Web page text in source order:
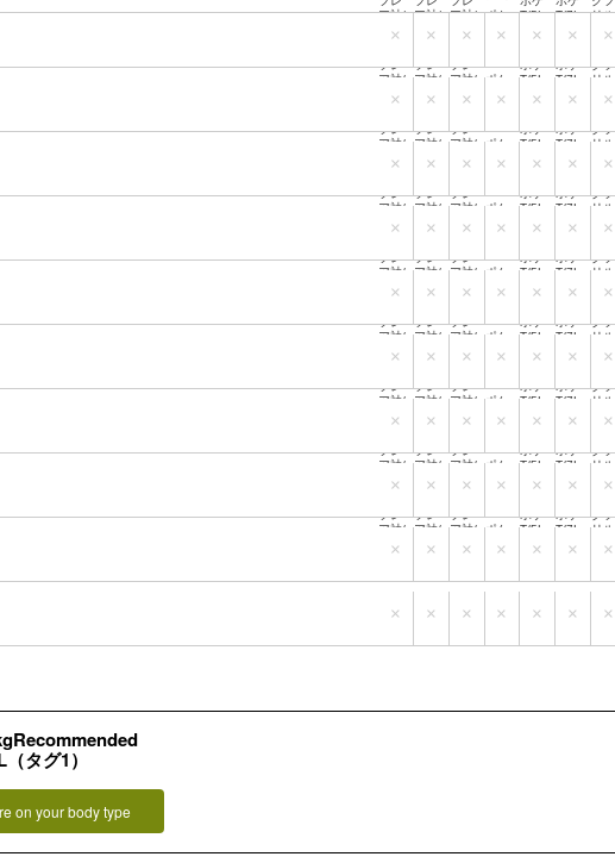
× × × × × × ×
ア袖/
L-4L
（タ
×
ア袖/
5L-6L
（タ
×
ア袖/
7L-8L
（タ
×
ポケ
T/L-4
L（タ
×
T/5L-
6L
（タ
×
T/7L-
8L
（タ
×
リ
L-
（タ
×
フレ
ア袖/
L-4L
（タ
×
フレ
ア袖/
5L-6L
（タ
×
フレ
ア袖/
7L-8L
（タ
×
ポケ
T/L-4
L（タ
×
ポケ
T/5L-
6L
（タ
×
ポケ
T/7L-
8L
（タ
×
クフ
リ
L-
（タ
×
フレ
ア袖/
L-4L
（タ
×
フレ
ア袖/
5L-6L
（タ
×
フレ
ア袖/
7L-8L
（タ
×
ポケ
T/L-4
L（タ
×
ポケ
T/5L-
6L
（タ
×
ポケ
T/7L-
8L
（タ
×
クフ
リ
L-
（タ
×
フレ
ア袖/
L-4L
（タ
×
フレ
ア袖/
5L-6L
（タ
×
フレ
ア袖/
7L-8L
（タ
×
ポケ
T/L-4
L（タ
×
ポケ
T/5L-
6L
（タ
×
ポケ
T/7L-
8L
（タ
×
クフ
リ
L-
（タ
×
フレ
ア袖/
L-4L
（タ
×
フレ
ア袖/
5L-6L
（タ
×
フレ
ア袖/
7L-8L
（タ
×
ポケ
T/L-4
L（タ
×
ポケ
T/5L-
6L
（タ
×
ポケ
T/7L-
8L
（タ
×
クフ
リ
L-
（タ
×
フレ
ア袖/
L-4L
（タ
×
フレ
ア袖/
5L-6L
（タ
×
フレ
ア袖/
7L-8L
（タ
×
ポケ
T/L-4
L（タ
×
ポケ
T/5L-
6L
（タ
×
ポケ
T/7L-
8L
（タ
×
クフ
リ
L-
（タ
×
フレ
ア袖/
L-4L
（タ
×
フレ
ア袖/
5L-6L
（タ
×
フレ
ア袖/
7L-8L
（タ
×
ポケ
T/L-4
L（タ
×
ポケ
T/5L-
6L
（タ
×
ポケ
T/7L-
8L
（タ
×
クフ
リ
L-
（タ
×
フレ
ア袖/
L-4L
（タ
×
フレ
ア袖/
5L-6L
（タ
×
フレ
ア袖/
7L-8L
（タ
×
ポケ
T/L-4
L（タ
×
ポケ
T/5L-
6L
（タ
×
ポケ
T/7L-
8L
（タ
×
クフ
リ
L-
（タ
×
フレ
ア袖/
L-4L
（タ
×
フレ
ア袖/
5L-6L
（タ
×
フレ
ア袖/
7L-8L
（タ
×
ポケ
T/L-4
L（タ
×
ポケ
T/5L-
6L
（タ
×
ポケ
T/7L-
8L
（タ
×
クフ
リ
L-
（タ
×
タグ1）
on your body type